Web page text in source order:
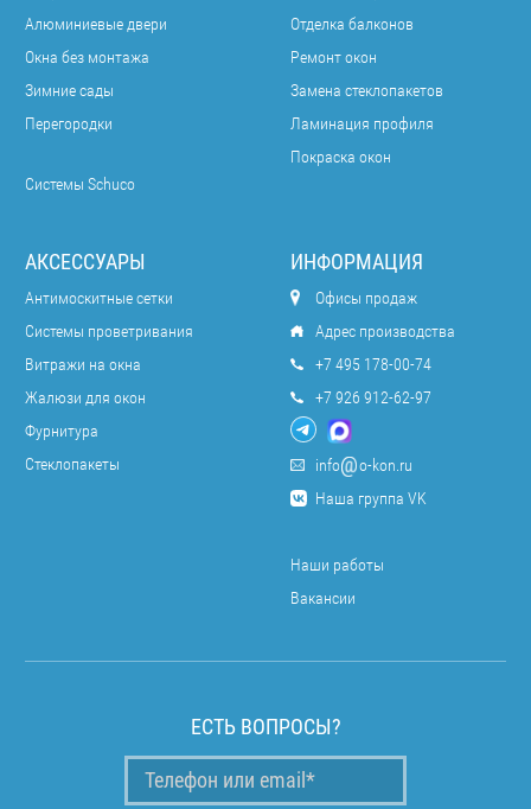
Алюминиевые двери
Окна без монтажа
Зимние сады
Перегородки
Системы Schuco
Отделка балконов
Ремонт окон
Замена стеклопакетов
Ламинация профиля
Покраска окон
АКСЕССУАРЫ
Антимоскитные сетки
Системы проветривания
Витражи на окна
Жалюзи для окон
Фурнитура
Стеклопакеты
ИНФОРМАЦИЯ
Офисы продаж
Адрес производства
+7 495 178-00-74
+7 926 912-62-97
info
o-kon.ru
Наша группа VK
Наши работы
Вакансии
ЕСТЬ ВОПРОСЫ?